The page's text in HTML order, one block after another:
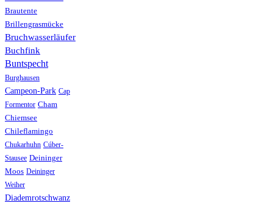
Brautente
Brillengrasmücke
Bruchwasserläufer
Buchfink
Buntspecht
Burghausen
Campeon-Park Cap
Formentor Cham
Chiemsee
Chileflamingo
Chukarhuhn Cúber-
Stausee Deininger
Moos Deininger
Weiher
Diademrotschwanz